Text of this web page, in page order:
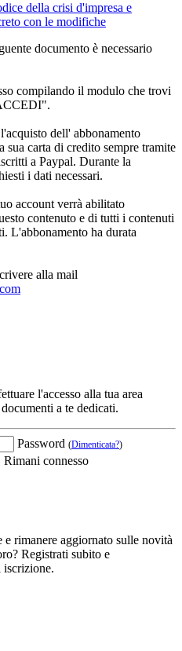
della crisi d'impresa e
con le modifiche
documento è necessario
compilando il modulo che trovi
dell' abbonamento
carta di credito sempre tramite
a Paypal. Durante la
i dati necessari.
account verrà abilitato
contenuto e di tutti i contenuti
L'abbonamento ha durata
alla mail
l'accesso alla tua area
a te dedicati.
Password (Dimenticata?)
Rimani connesso
rimanere aggiornato sulle novità
Registrati subito e
iscrizione.